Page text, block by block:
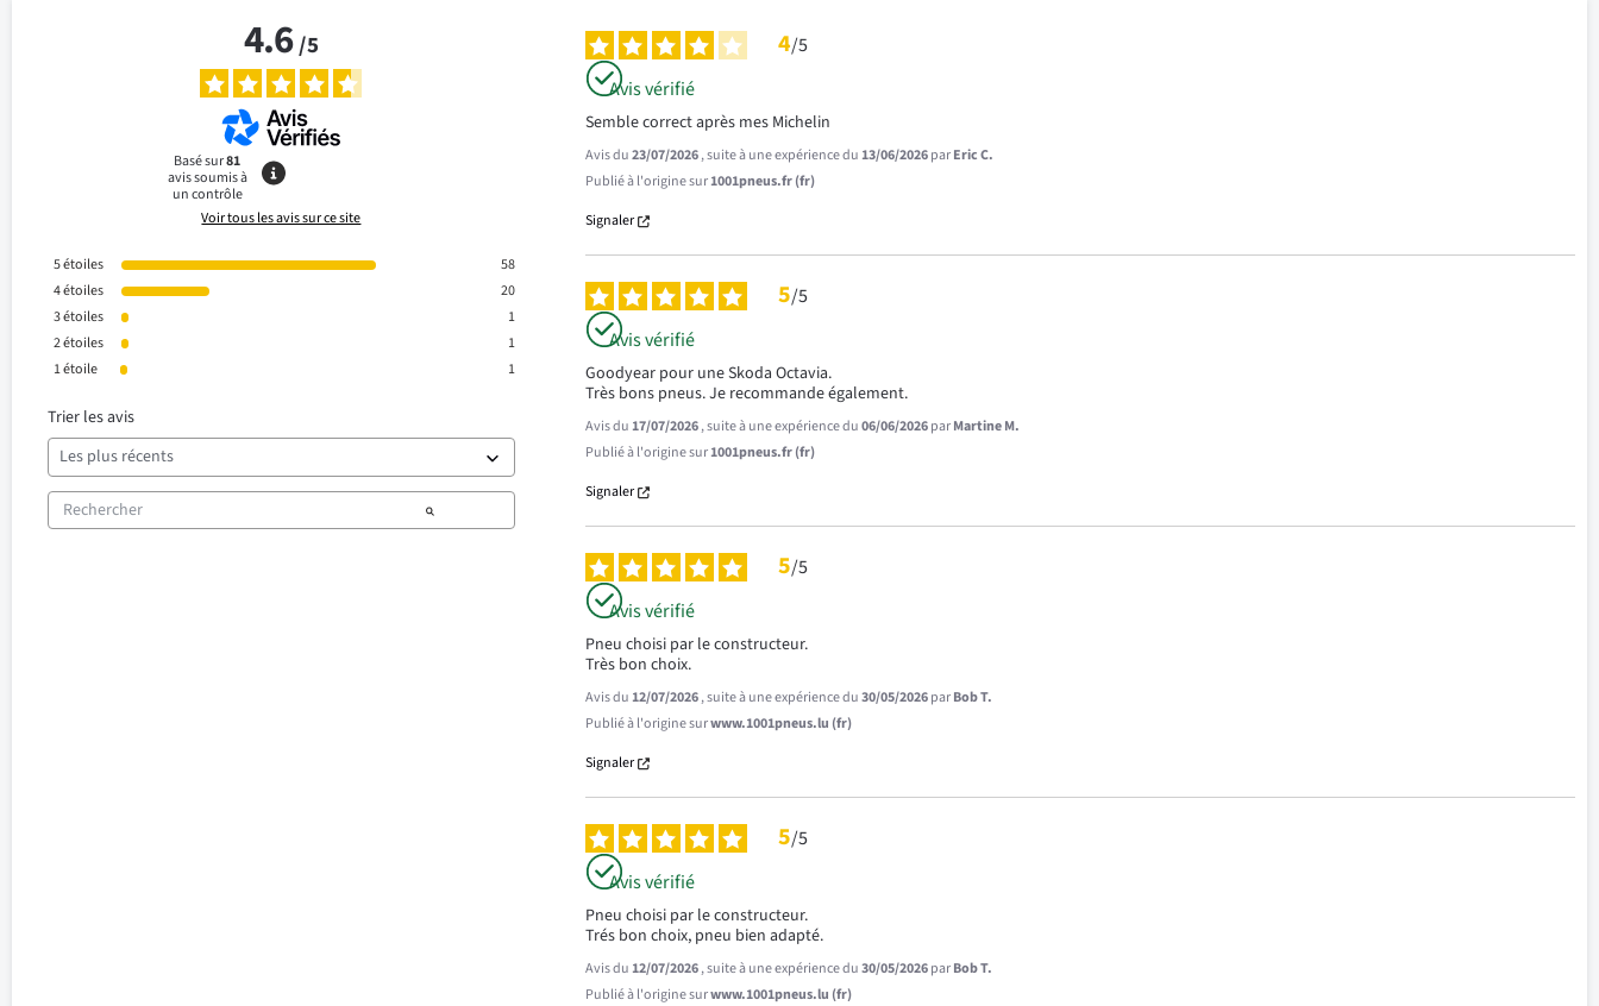
4.6/5
Basé sur81
avis soumis à
un contrôle
Voir tous les avis sur ce site
5étoiles
58
4étoiles
20
3étoiles
1
2étoiles
1
1étoile 1
Trier les avis
4/5
Avis vérifié
Semble correct après mes Michelin
Avis du23/07/2026, suite à une expérience du13/06/2026parEric C.
Publié à l'origine sur1001pneus.fr (fr)
Signaler
5/5
Avis vérifié
Goodyear pour une Skoda Octavia.
Très bons pneus. Je recommande également.
Avis du17/07/2026, suite à une expérience du06/06/2026parMartine M.
Publié à l'origine sur1001pneus.fr (fr)
Signaler
5/5
Avis vérifié
Pneu choisi par le constructeur.
Très bon choix.
Avis du12/07/2026, suite à une expérience du30/05/2026parBob T.
Publié à l'origine surwww.1001pneus.lu (fr)
Signaler
5/5
Avis vérifié
Pneu choisi par le constructeur.
Trés bon choix, pneu bien adapté.
Avis du12/07/2026, suite à une expérience du30/05/2026parBob T.
Publié à l'origine surwww.1001pneus.lu (fr)